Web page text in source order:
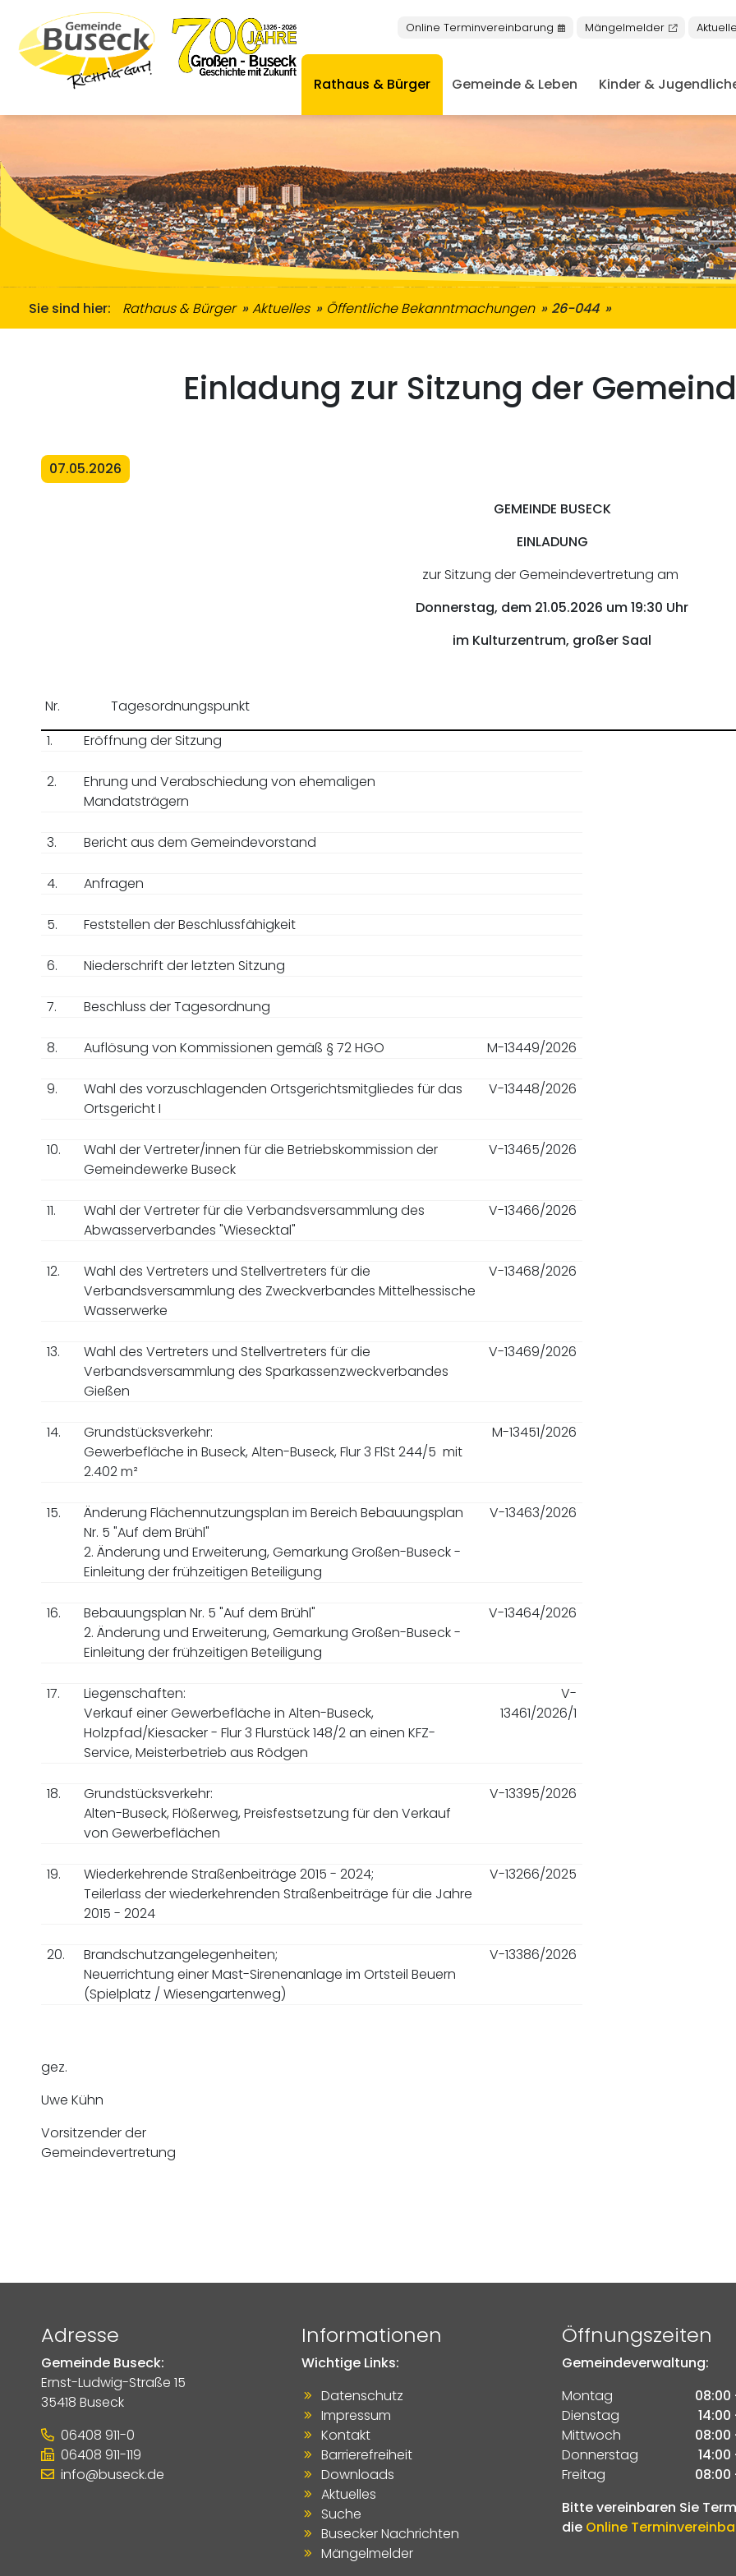
Rathaus & Bürger Gemeinde & Leben Kinder &
Online Terminvereinbarung Mängelmelder
Sie sind hier: Rathaus & Bürger Aktuelles Öffentliche Bekanntmachungen 26-044
Einladung zur Sitzung der
07.05.2026
GEMEINDE BUSECK
EINLADUNG
zur Sitzung der Gemeindevertretung am
Donnerstag, dem 21.05.2026 um 19:30 Uhr
im Kulturzentrum, großer Saal
Nr. Tagesordnungspunkt
1.
Eröffnung der Sitzung
2.
Ehrung und Verabschiedung von ehemaligen
Mandatsträgern
3. Bericht aus dem Gemeindevorstand
4. Anfragen
5. Feststellen der Beschlussfähigkeit
6. Niederschrift der letzten Sitzung
7. Beschluss der Tagesordnung
8. Auflösung von Kommissionen gemäß § 72 HGO M-13449/2026
9.
Wahl des vorzuschlagenden Ortsgerichtsmitgliedes für das
Ortsgericht I
V-13448/2026
10.
Wahl der Vertreter/innen für die Betriebskommission der
Gemeindewerke Buseck
V-13465/2026
11.
Wahl der Vertreter für die Verbandsversammlung des
Abwasserverbandes "Wiesecktal"
V-13466/2026
12.
Wahl des Vertreters und Stellvertreters für die
Verbandsversammlung des Zweckverbandes Mittelhessische
Wasserwerke
V-13468/2026
13.
Wahl des Vertreters und Stellvertreters für die
Verbandsversammlung des Sparkassenzweckverbandes
Gießen
V-13469/2026
14.
Grundstücksverkehr:
Gewerbefläche in Buseck, Alten-Buseck, Flur 3 FlSt 244/5 mit
2.402 m²
M-13451/2026
15.
Änderung Flächennutzungsplan im Bereich Bebauungsplan
Nr. 5 "Auf dem Brühl"
2. Änderung und Erweiterung, Gemarkung Großen-Buseck -
Einleitung der frühzeitigen Beteiligung
V-13463/2026
16.
Bebauungsplan Nr. 5 "Auf dem Brühl"
2. Änderung und Erweiterung, Gemarkung Großen-Buseck -
Einleitung der frühzeitigen Beteiligung
V-13464/2026
17.
Liegenschaften:
Verkauf einer Gewerbefläche in Alten-Buseck,
Holzpfad/Kiesacker - Flur 3 Flurstück 148/2 an einen KFZ-
Service, Meisterbetrieb aus Rödgen
V-
13461/2026/1
18.
Grundstücksverkehr:
Alten-Buseck, Flößerweg, Preisfestsetzung für den Verkauf
von Gewerbeflächen
V-13395/2026
19.
Wiederkehrende Straßenbeiträge 2015 - 2024;
Teilerlass der wiederkehrenden Straßenbeiträge für die Jahre
2015 - 2024
V-13266/2025
20.
Brandschutzangelegenheiten;
Neuerrichtung einer Mast-Sirenenanlage im Ortsteil Beuern
(Spielplatz / Wiesengartenweg)
V-13386/2026
gez.
Uwe Kühn
Vorsitzender der
Gemeindevertretung
Adresse
Gemeinde Buseck:
Ernst-Ludwig-Straße 15
35418 Buseck
06408 911-0
06408 911-119
info@buseck.de
Informationen
Wichtige Links:
Datenschutz
Impressum
Kontakt
Barrierefreiheit
Downloads
Aktuelles
Suche
Busecker Nachrichten
Mängelmelder
Öffnungszeiten
Gemeindeverwaltung:
Montag
08:00
Dienstag
14:00
Mittwoch
08:00
Donnerstag
14:00
Freitag
08:00
Bitte vereinbaren Sie
die Online